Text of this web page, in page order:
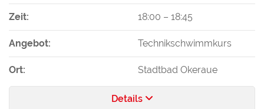
Zeit: 18:00 – 18:45
Angebot: Technikschwimmkurs
Ort: Stadtbad Okeraue
Details